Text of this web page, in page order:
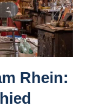
Rhein: